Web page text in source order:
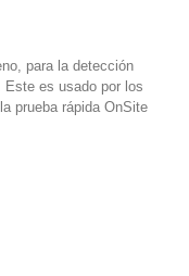
para la detección
es usado por los
prueba rápida OnSite